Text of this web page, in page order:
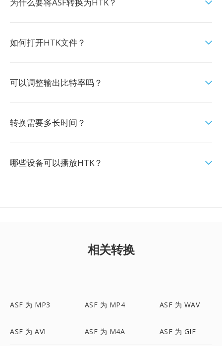
如何打开HTK文件？
可以调整输出比特率吗？
转换需要多长时间？
哪些设备可以播放HTK？
相关转换
ASF 为 MP3 ASF 为 MP4 ASF 为 WAV
ASF 为 AVI ASF 为 M4A ASF 为 GIF